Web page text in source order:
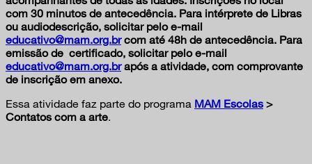
com 30 minutos de antecedência. Para intérprete de Libras
ou audiodescrição, solicitar pelo e-mail
educativo@mam.org.brcom até 48h de antecedência. Para
emissão de certificado, solicitar pelo e-mail
educativo@mam.org.brapós a atividade, com comprovante
de inscrição em anexo.
Essa atividade faz parte do programa MAM Escolas>
Contatos com a arte.